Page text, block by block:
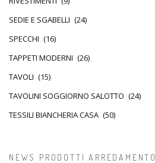
SEDIE E SGABELLI (24)
SPECCHI (16)
TAPPETI MODERNI (26)
TAVOLI (15)
TAVOLINI SOGGIORNO SALOTTO (24)
TESSILI BIANCHERIA CASA (50)
NEWS PRODOTTI ARREDAMENTO